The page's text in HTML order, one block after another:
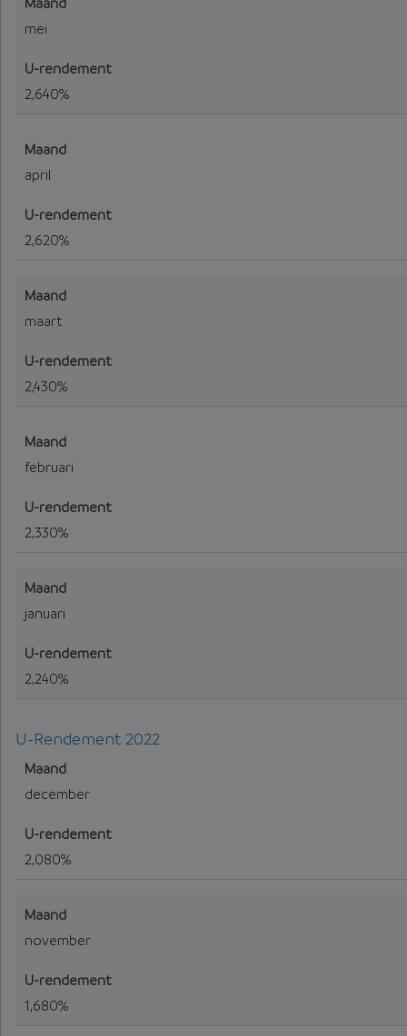
mei
2,640%
april
2,620%
maart
2,430%
februari
2,330%
januari
2,240%
U-Rendement 2022
U-Rendement voor 2022
december
2,080%
november
1,680%